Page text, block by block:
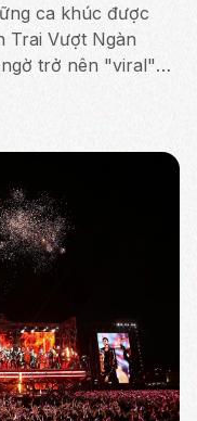
ca khúc được
Trai Vượt Ngàn
ngờ trở nên "viral"
phóng miền nam.